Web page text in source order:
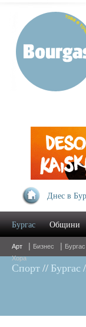
Днес в
Бургас Общини
Арт | Бизнес | Бургас
Хора
Спорт // Бургас